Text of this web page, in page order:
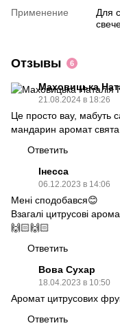
Применение
Для
Отзывы 6
Маховицька
21.08.2024 в 18:26
Це просто вау, мабуть
мандарин аромат свята
Ответить
Інесса
06.12.2023 в 14:06
Мені сподобався😊
Взагалі цитрусові
🙌🏻🙌🏻
Ответить
Вова Сухар
18.04.2023 в 10:50
Аромат цитрусових
Ответить